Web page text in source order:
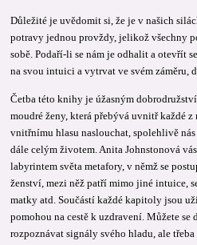
Důležité je uvědomit si, že je v našich
potravy jednou provždy, jelikož všechny
sobě. Podaří-li se nám je odhalit a otevřít
na svou intuici a vytrvat ve svém záměru,
Četba této knihy je úžasným
moudré ženy, která přebývá uvnitř každé z
vnitřnímu hlasu naslouchat, spolehlivě
dále celým životem. Anita Johnstonová
labyrintem světa metafory, v němž se
ženství, mezi něž patří mimo jiné intuice,
matky atd. Součástí každé kapitoly jsou
pomohou na cestě k uzdravení. Můžete
rozpoznávat signály svého hladu, ale